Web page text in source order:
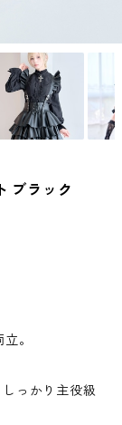
ブラック
立。
っかり主役級